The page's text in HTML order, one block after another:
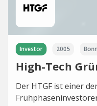
Investor 2005 Bonn
High-Tech
Der HTGF ist einer